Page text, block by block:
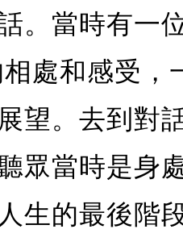
。當時有一
處和感受，
望。去到對
眾當時是身
生的最後階